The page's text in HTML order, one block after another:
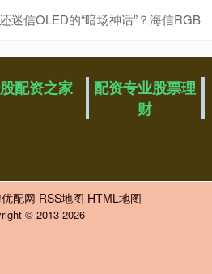
迷信OLED的“暗场神话”？海信RGB
配资之家
配资专业股票理
财
配网 RSS地图 HTML地图
© 2013-2026